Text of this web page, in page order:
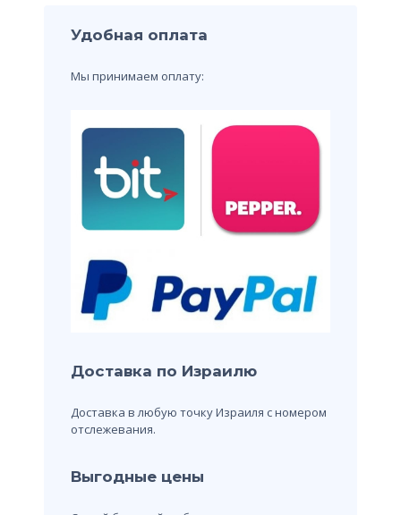
Удобная оплата
Мы принимаем оплату:
Доставка по Израилю
Доставка в любую точку Израиля с номером
отслежевания.
Выгодные цены